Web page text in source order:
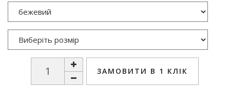
ЗАМОВИТИ В 1 КЛІК